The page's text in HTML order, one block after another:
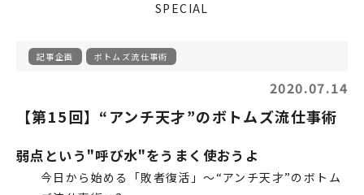
SPECIAL
記事企画 ボトムズ流仕事術
2020.07.14
【第15回】“アンチ天才”のボトムズ流仕事術
弱点という"呼び水"をうまく使おうよ
今⽇から始める「敗者復活」～“アンチ天才”のボトム